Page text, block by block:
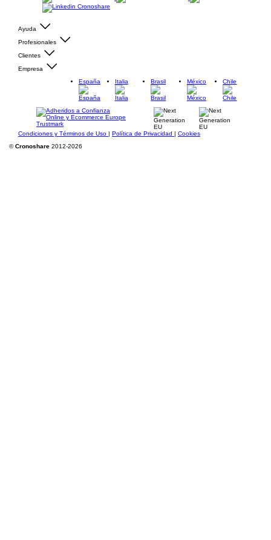
Ayuda
Profesionales
Clientes
Empresa
España
Italia Brasil México Chile
Condiciones y Términos de Uso | Política de Privacidad | Cookies
©Cronoshare 2012-2026